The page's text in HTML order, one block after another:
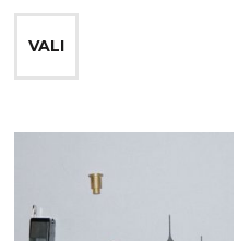
VALI
Sellel
varianti.
saab